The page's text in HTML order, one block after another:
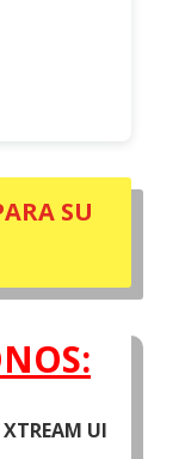
SU
UI